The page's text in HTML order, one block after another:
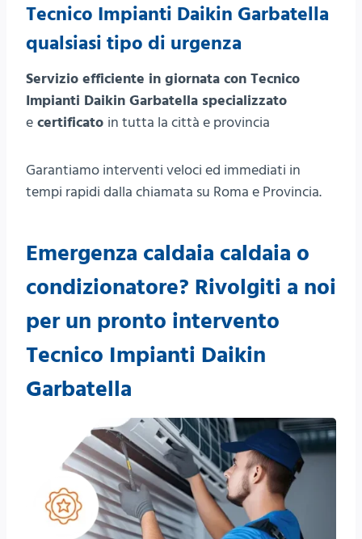
Tecnico Impianti Daikin Garbatella
qualsiasi tipo di urgenza
Servizio efficiente in giornata con Tecnico
Impianti Daikin Garbatella specializzato
e certificato in tutta la città e provincia
Garantiamo interventi veloci ed immediati in
tempi rapidi dalla chiamata su Roma e Provincia.
Emergenza caldaia caldaia o
condizionatore? Rivolgiti a noi
per un pronto intervento
Tecnico Impianti Daikin
Garbatella